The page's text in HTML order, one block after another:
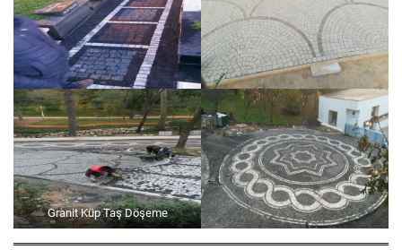
Granit Küp Taş Döşeme